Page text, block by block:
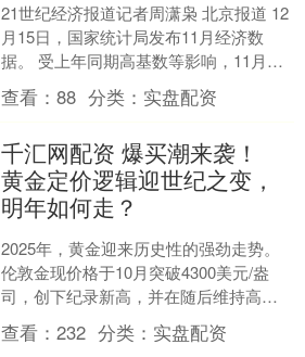
21世纪经济报道记者周潇枭 北京报道 12
月15日，国家统计局发布11月经济数
据。 受上年同期高基数等影响，11月工
业、服务业、消费、投资等数据增速出
现波动下行....
查看：88 分类： 实盘配资
千汇网配资 爆买潮来袭！
黄金定价逻辑迎世纪之变，
明年如何走？
2025年，黄金迎来历史性的强劲走势。
伦敦金现价格于10月突破4300美元/盎
司，创下纪录新高，并在随后维持高位
整固；全年以十年未见的陡峭升势，刷
新历史高点逾5....
查看：232 分类： 实盘配资